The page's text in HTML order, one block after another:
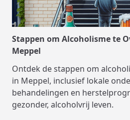
Stappen om Alcoholisme te
Meppel
Ontdek de stappen om
in Meppel, inclusief lokale
behandelingen en
gezonder, alcoholvrij leven.